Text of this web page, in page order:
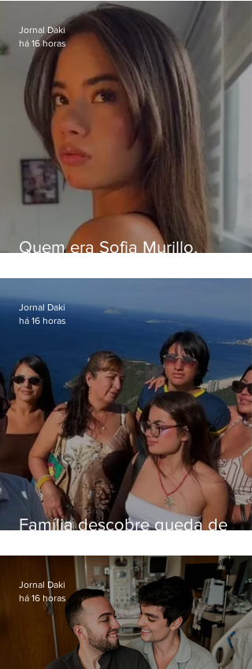
da Band
Quem era Sofia Murillo,
em queda de helicóptero no
Jornal Daki
há 16 horas
Família descobre queda de
enquanto aguardava segundo
voo
Jornal Daki
há 16 horas
Jornal Daki
há 16 horas